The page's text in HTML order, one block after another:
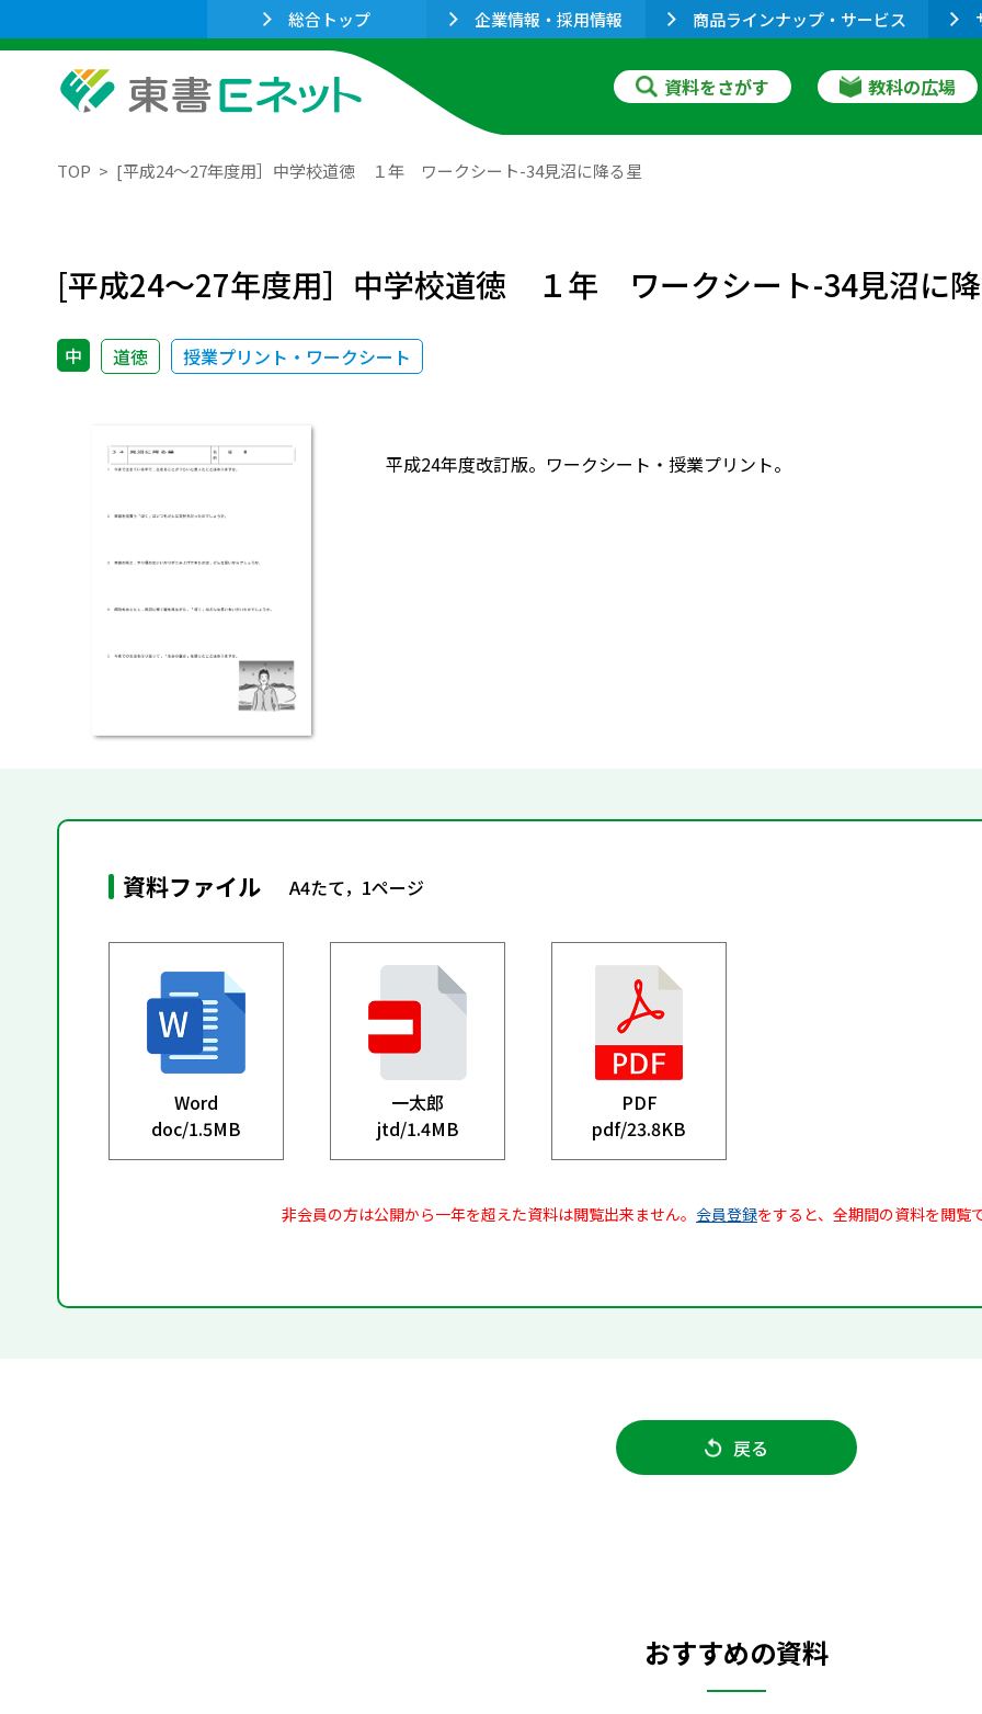
総合トップ 企業情報・採用情報 商品ラインナップ・サービス
資料をさがす 教科の広場
TOP [平成24～27年度用］中学校道徳 １年 ワークシート-34見沼に降る星
[平成24～27年度用］中学校道徳 １年 ワークシート-34見沼に
中 道徳 授業プリント・ワークシート
平成24年度改訂版。ワークシート・授業プリント。
資料ファイル A4たて，1ページ
Word
doc/1.5MB
一太郎
jtd/1.4MB
PDF
pdf/23.8KB
非会員の方は公開から一年を超えた資料は閲覧出来ません。 会員登録をすると、全期間の資料を閲覧
戻る
おすすめの資料